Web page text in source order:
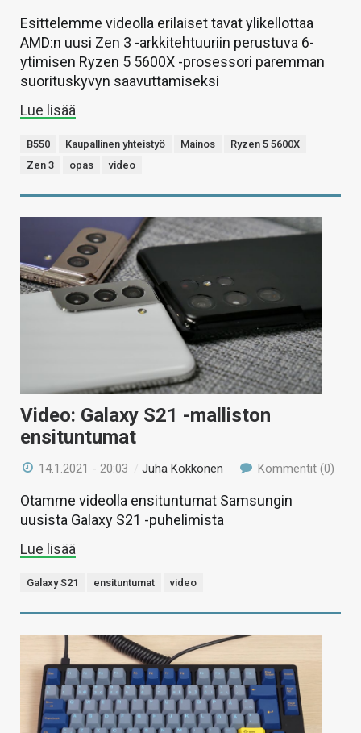
Esittelemme videolla erilaiset tavat ylikellottaa
AMD:n uusi Zen 3 -arkkitehtuuriin perustuva 6-
ytimisen Ryzen 5 5600X -prosessori paremman
suorituskyvyn saavuttamiseksi
Lue lisää
B550 Kaupallinen yhteistyö Mainos
Ryzen 5 5600X
Zen 3
opas video
Video: Galaxy S21 -malliston
ensituntumat
14.1.2021 - 20:03 /Juha Kokkonen Kommentit (0)
Otamme videolla ensituntumat Samsungin
uusista Galaxy S21 -puhelimista
Lue lisää
Galaxy S21 ensituntumat video